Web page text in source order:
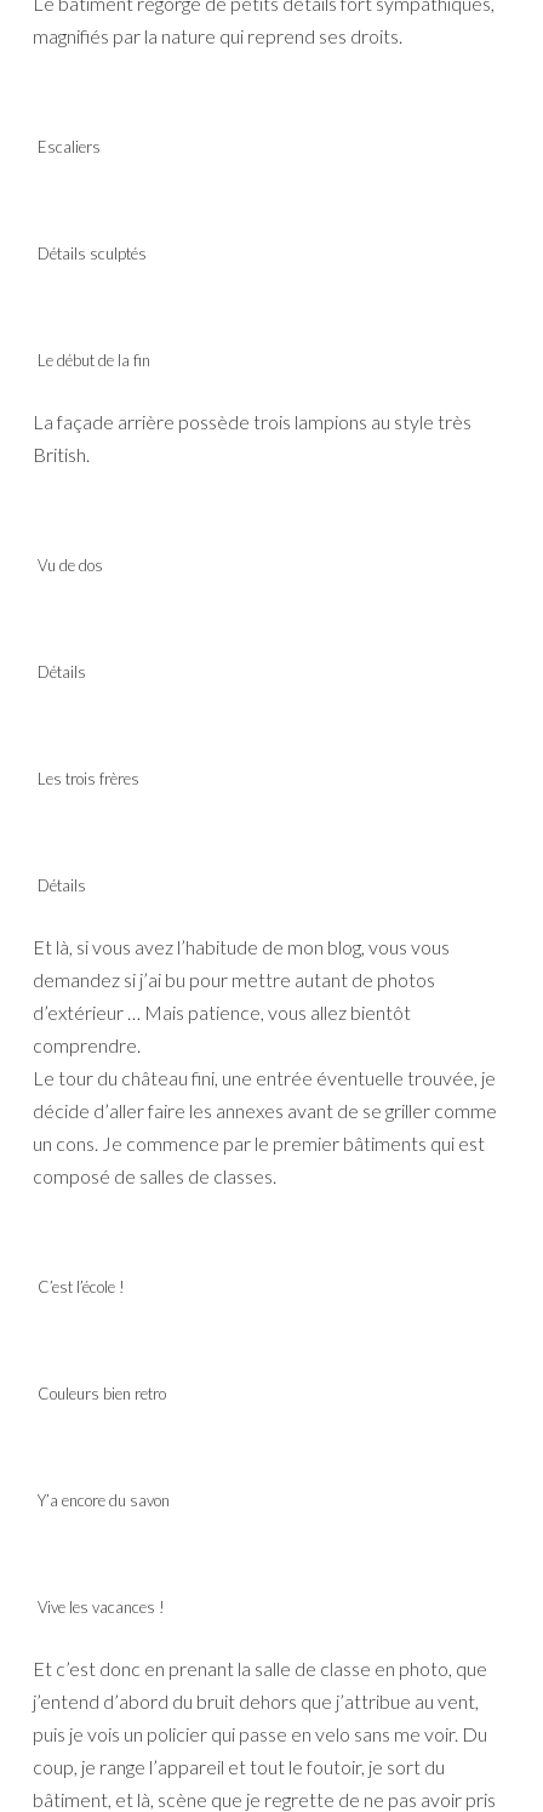
magnifiés par la nature qui reprend ses droits.
Escaliers
Détails sculptés
Le début de la fin
La façade arrière possède trois lampions au style très
British.
Vu de dos
Détails
Les trois frères
Détails
Et là, si vous avez l’habitude de mon blog, vous vous
demandez si j’ai bu pour mettre autant de photos
d’extérieur … Mais patience, vous allez bientôt
comprendre.
Le tour du château fini, une entrée éventuelle trouvée, je
décide d’aller faire les annexes avant de se griller comme
un cons. Je commence par le premier bâtiments qui est
composé de salles de classes.
C’est l’école !
Couleurs bien retro
Y’a encore du savon
Vive les vacances !
Et c’est donc en prenant la salle de classe en photo, que
j’entend d’abord du bruit dehors que j’attribue au vent,
puis je vois un policier qui passe en velo sans me voir. Du
coup, je range l’appareil et tout le foutoir, je sort du
bâtiment, et là, scène que je regrette de ne pas avoir pris